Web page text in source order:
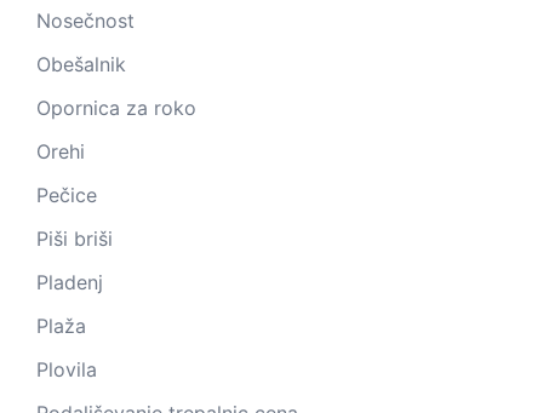
Nosečnost
Obešalnik
Opornica za roko
Orehi
Pečice
Piši briši
Pladenj
Plaža
Plovila